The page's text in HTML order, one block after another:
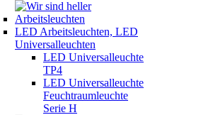
LED Arbeitsleuchten, LED
Universalleuchten
LED Universalleuchte
TP4
LED Universalleuchte
Feuchtraumleuchte
Serie H